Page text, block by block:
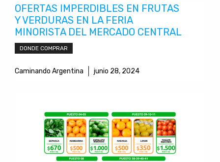
OFERTAS IMPERDIBLES EN FRUTAS
Y VERDURAS EN LA FERIA
MINORISTA DEL MERCADO CENTRAL
DONDE COMPRAR
Caminando Argentina junio 28, 2024